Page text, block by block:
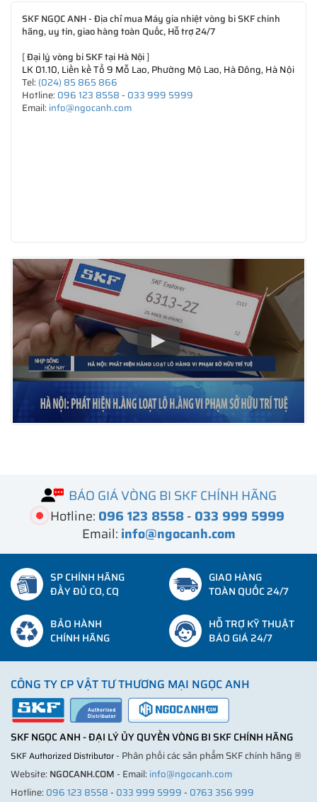
SKF NGỌC ANH - Địa chỉ mua Máy gia nhiệt vòng bi SKF chính
hãng, uy tín, giao hàng toàn Quốc, Hỗ trợ 24/7
[Đại lý vòng bi SKF tại Hà Nội]
LK 01.10, Liền kề Tổ 9 Mỗ Lao, Phường Mộ Lao, Hà Đông, Hà Nội
Tel: (024) 85 865 866
Hotline: 096 123 8558- 033 999 5999
Email: info@ngocanh.com
BÁO GIÁ VÒNG BI SKF CHÍNH HÃNG
Hotline: 096 123 8558- 033 999 5999
Email: info@ngocanh.com
SP CHÍNH HÃNG
ĐẦY ĐỦ CO, CQ
GIAO HÀNG
TOÀN QUỐC 24/7
BẢO HÀNH
CHÍNH HÃNG
HỖ TRỢ KỸ THUẬT
BÁO GIÁ 24/7
CÔNG TY CP VẬT TƯ THƯƠNG MẠI NGỌC ANH
SKF NGỌC ANH - ĐẠI LÝ ỦY QUYỀN VÒNG BI SKF CHÍNH HÃNG
SKF Authorized Distributor- Phân phối các sản phẩm SKF chính hãng ®
Website: NGOCANH.COM- Email: info@ngocanh.com
Hotline: 096 123 8558- 033 999 5999- 0763 356 999